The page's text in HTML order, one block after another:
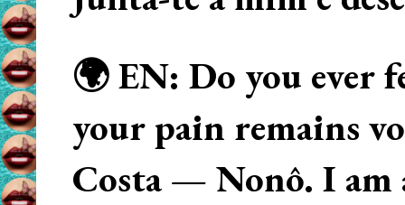
🌍 EN: Do you ever
your pain remains
Costa — Nonô. I am